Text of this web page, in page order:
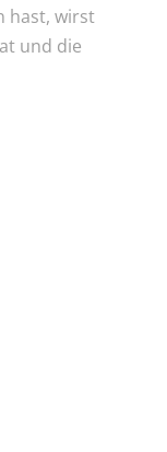
hast, wirst
und die